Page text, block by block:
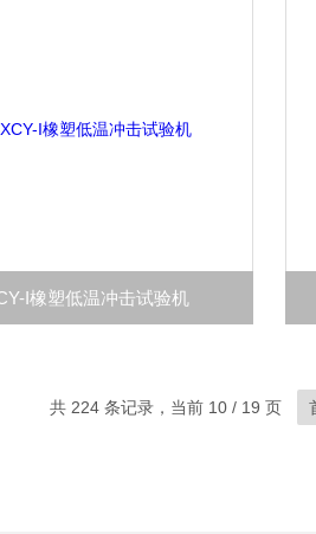
I橡塑低温冲击试验机
共 224 条记录，当前 10 / 19 页